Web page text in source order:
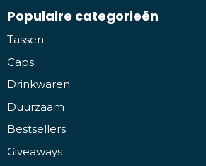
Populaire categorieën
Tassen
Caps
Drinkwaren
Duurzaam
Bestsellers
Giveaways